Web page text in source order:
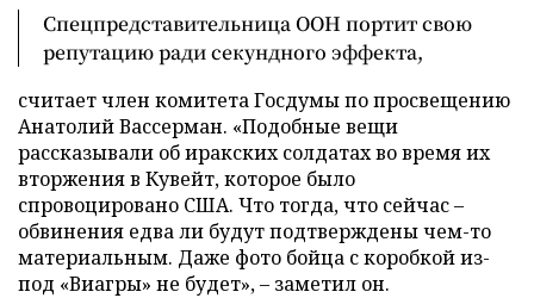
Спецпредставительница ООН портит свою
репутацию ради секундного эффекта,
считает член комитета Госдумы по просвещению
Анатолий Вассерман. «Подобные вещи
рассказывали об иракских солдатах во время их
вторжения в Кувейт, которое было
спровоцировано США. Что тогда, что сейчас –
обвинения едва ли будут подтверждены чем-то
материальным. Даже фото бойца с коробкой из-
под «Виагры» не будет», – заметил он.